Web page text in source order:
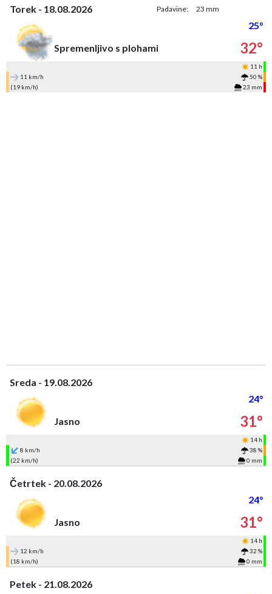
Torek - 18.08.2026 Padavine: 23 mm
25°
Spremenljivo s plohami
32°
11 h
11 km/h
50 %
(19 km/h)
23 mm
Sreda - 19.08.2026
24°
Jasno
31°
14 h
8 km/h
38 %
(22 km/h)
0 mm
Četrtek - 20.08.2026
24°
Jasno
31°
14 h
12 km/h
32 %
(18 km/h)
0 mm
Petek - 21.08.2026